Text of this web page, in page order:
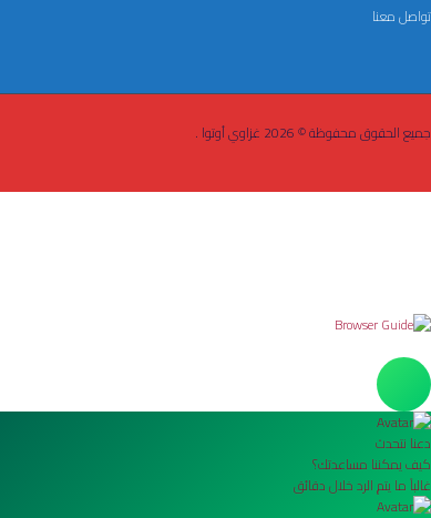
تواصل معنا
جميع الحقوق محفوظة © 2026 غزاوي أوتوا .
دعنا نتحدث
كيف يمكننا مساعدتك؟
غالباً ما يتم الرد خلال دقائق